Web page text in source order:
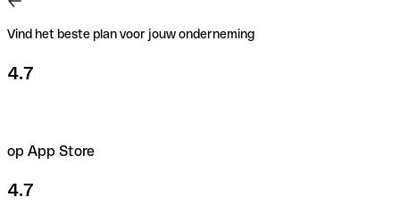
Vind het beste plan voor jouw onderneming
4.7
op App Store
4.7